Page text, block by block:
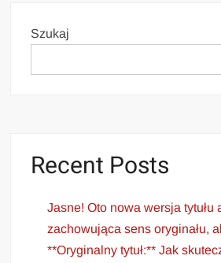
Szukaj
Recent Posts
Jasne! Oto nowa wersja tytułu
zachowująca sens oryginału,
**Oryginalny tytuł:** Jak